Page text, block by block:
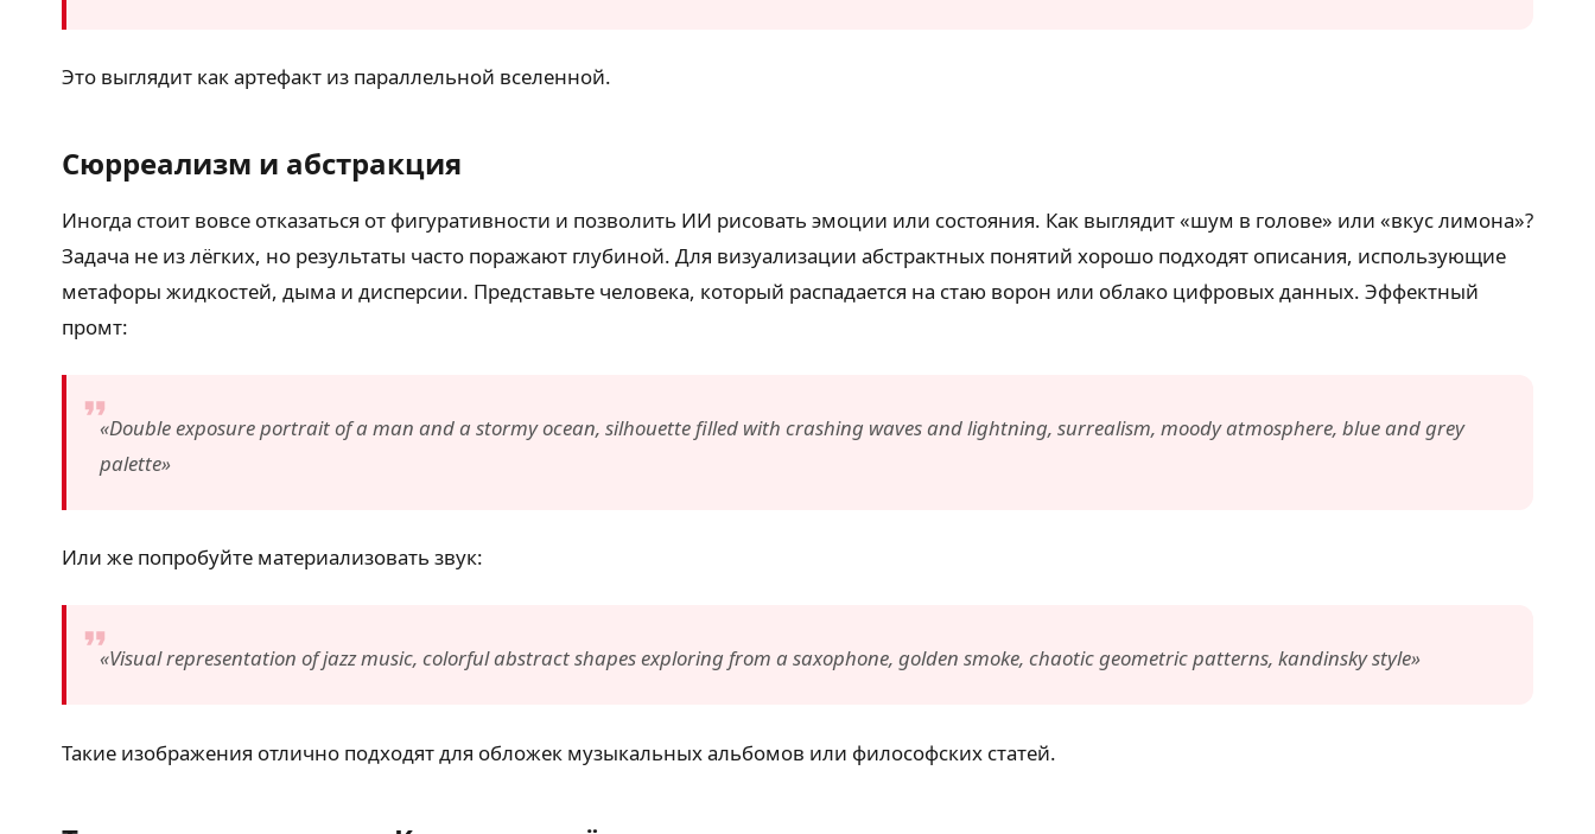
Это выглядит как артефакт из параллельной вселенной.
Сюрреализм и абстракция
Иногда стоит вовсе отказаться от фигуративности и позволить ИИ рисовать эмоции или состояния. Как выглядит «шум в голове» или «вкус лимона»?
Задача не из лёгких, но результаты часто поражают глубиной. Для визуализации абстрактных понятий хорошо подходят описания, использующие
метафоры жидкостей, дыма и дисперсии. Представьте человека, который распадается на стаю ворон или облако цифровых данных. Эффектный
промт:
«Double exposure portrait of a man and a stormy ocean, silhouette filled with crashing waves and lightning, surrealism, moody atmosphere, blue and grey
palette»
Или же попробуйте материализовать звук:
«Visual representation of jazz music, colorful abstract shapes exploring from a saxophone, golden smoke, chaotic geometric patterns, kandinsky style»
Такие изображения отлично подходят для обложек музыкальных альбомов или философских статей.